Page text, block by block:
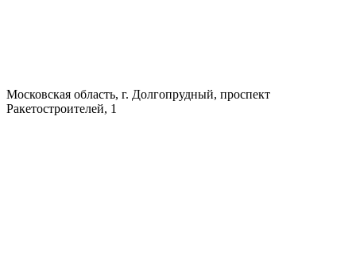
Московская область, г. Долгопрудный, проспект
Ракетостроителей, 1